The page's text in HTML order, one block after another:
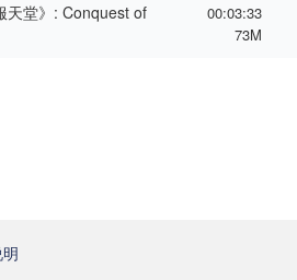
天堂》: Conquest of
00:03:33
73M